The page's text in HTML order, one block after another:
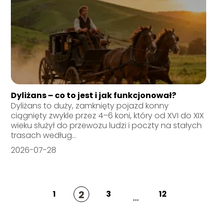
Dyliżans – co to jest i jak funkcjonował?
Dyliżans to duży, zamknięty pojazd konny
ciągnięty zwykle przez 4–6 koni, który od XVI do XIX
wieku służył do przewozu ludzi i poczty na stałych
trasach według...
2026-07-28
1 2 3 ... 12